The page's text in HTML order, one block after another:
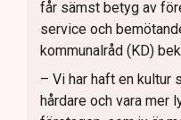
får sämst betyg av
service och
kommunalråd (KD)
– Vi har haft en kultur
hårdare och vara mer